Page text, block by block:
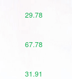
29.78
67.78
31.91